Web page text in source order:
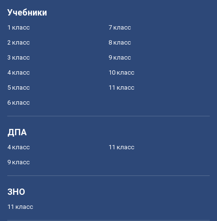
Учебники
1 класс
2 класс
3 класс
4 класс
5 класс
6 класс
7 класс
8 класс
9 класс
10 класс
11 класс
ДПА
4 класс
9 класс
11 класс
ЗНО
11 класс